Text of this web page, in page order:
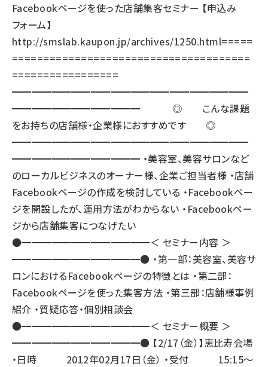
Facebookページを使った店舗集客セミナー 【申込み
フォーム】
http://smslab.kaupon.jp/archives/1250.html=====
======================================
=================
━━━━━━━━━━━━━━━━━━━━━━━━
━━━━━━━━━━━━━ ◎ こんな課題
をお持ちの店舗様・企業様におすすめです ◎
━━━━━━━━━━━━━━━━━━━━━━━━
━━━━━━━━━━━━━ ・美容室、美容サロンなど
のローカルビジネスのオーナー様、企業ご担当者様 ・店舗
Facebookページの作成を検討している ・Facebookペー
ジを開設したが、運用方法がわからない ・Facebookペー
ジから店舗集客につなげたい
●━━━━━━━━━━━━━＜ セミナー内容 ＞
━━━━━━━━━━━━━● ・第一部：美容室、美容サ
ロンにおけるFacebookページの特徴とは ・第二部：
Facebookページを使った集客方法 ・第三部：店舗様事例
紹介 ・質疑応答・個別相談会
●━━━━━━━━━━━━━＜ セミナー概要 ＞
━━━━━━━━━━━━━● 【2/17（金）】恵比寿会場
・日時 2012年02月17日（金） ・受付 15:15〜